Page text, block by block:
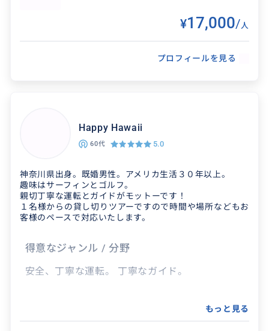
船釣り、磯釣り、ハイキング、BBQ(ハワイスタ
イル)、シュノーケリング、モリつき、リボンレ
ありがとうございました！
事前の打ち合わせから丁寧に連絡をくださり 安心
して当日を迎えることができました！ 充実した楽
しい1日になりました。 ありがとうございまし
¥17,000/ 人
プロフィールを見る
Happy Hawaii
60代 5.0
神奈川県出身。既婚男性。アメリカ生活３０年以上。
趣味はサーフィンとゴルフ。
親切丁寧な運転とガイドがモットーです！
１名様からの貸し切りツアーですので時間や場所などもお
客様のペースで対応いたします。
得意なジャンル / 分野
安全、丁寧な運転。 丁寧なガイド。
もっと見る